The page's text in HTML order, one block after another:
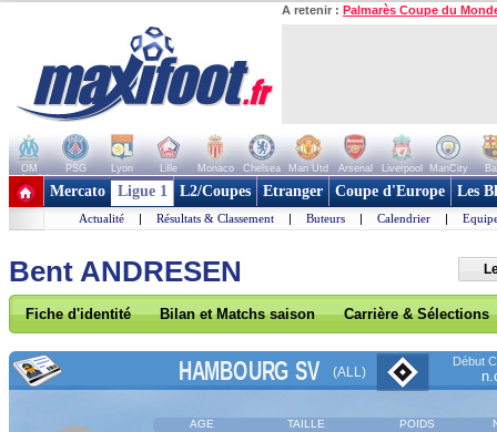
A retenir : Palmarès Coupe du
OM PSG Lyon Lille Monaco Chelsea Man Utd Arsenal Liverpool ManCity
+ de clubs
Mercato Ligue 1 L2/Coupes Etranger Coupe d'Europe Les
Actualité | Résultats & Classement | Buteurs | Calendrier |
Bent ANDRESEN
Fiche d'identité Bilan et Matchs saison Carrière & Sélections
HAMBOURG SV (ALL)
Début
AGE TAILLE POIDS